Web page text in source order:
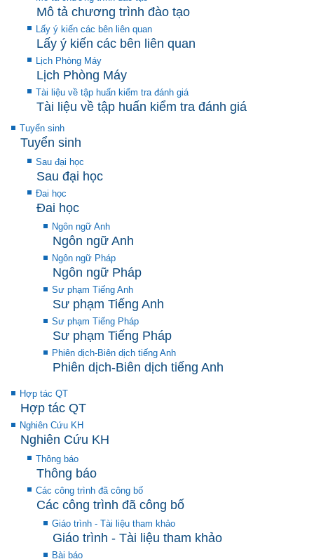
Mô tả chương trình đào tạo
Lấy ý kiến các bên liên quan
Lấy ý kiến các bên liên quan
Lịch Phòng Máy
Lịch Phòng Máy
Tài liệu về tập huấn kiểm tra đánh giá
Tài liệu về tập huấn kiểm tra đánh giá
Tuyển sinh
Tuyển sinh
Sau đại học
Sau đại học
Đai học
Đai học
Ngôn ngữ Anh
Ngôn ngữ Anh
Ngôn ngữ Pháp
Ngôn ngữ Pháp
Sư phạm Tiếng Anh
Sư phạm Tiếng Anh
Sư phạm Tiếng Pháp
Sư phạm Tiếng Pháp
Phiên dịch-Biên dịch tiếng Anh
Phiên dịch-Biên dịch tiếng Anh
Hợp tác QT
Hợp tác QT
Nghiên Cứu KH
Nghiên Cứu KH
Thông báo
Thông báo
Các công trình đã công bố
Các công trình đã công bố
Giáo trình - Tài liệu tham khảo
Giáo trình - Tài liệu tham khảo
Bài báo